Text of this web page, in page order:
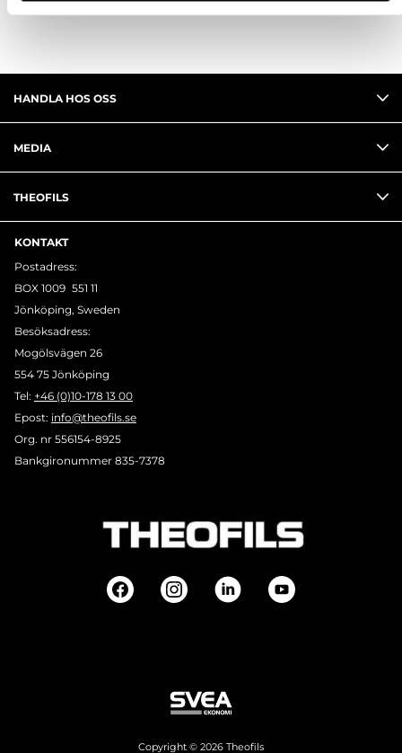
HANDLA HOS OSS
MEDIA
THEOFILS
KONTAKT
Postadress:
BOX 1009 551 11
Jönköping, Sweden
Besöksadress:
Mogölsvägen 26
554 75 Jönköping
Tel: +46 (0)10-178 13 00
Epost: info@theofils.se
Org. nr 556154-8925
Bankgironummer 835-7378
Copyright © 2026 Theofils